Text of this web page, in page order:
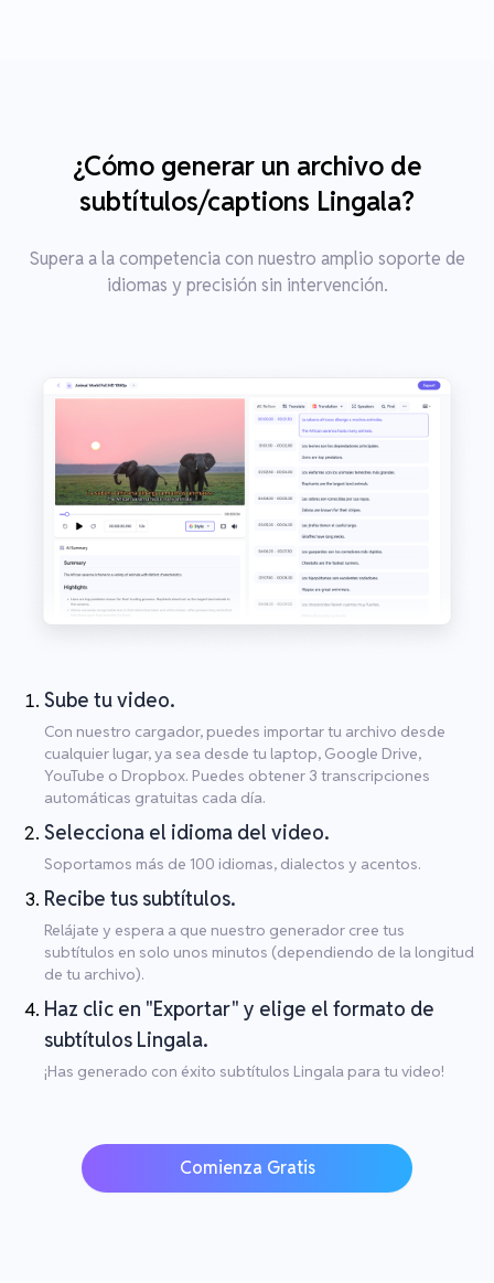
¿Cómo generar un archivo de
subtítulos/captions Lingala?
Supera a la competencia con nuestro amplio soporte de
idiomas y precisión sin intervención.
Sube tu video.
Con nuestro cargador, puedes importar tu archivo desde
cualquier lugar, ya sea desde tu laptop, Google Drive,
YouTube o Dropbox. Puedes obtener 3 transcripciones
automáticas gratuitas cada día.
Selecciona el idioma del video.
Soportamos más de 100 idiomas, dialectos y acentos.
Recibe tus subtítulos.
Relájate y espera a que nuestro generador cree tus
subtítulos en solo unos minutos (dependiendo de la longitud
de tu archivo).
Haz clic en "Exportar" y elige el formato de
subtítulos Lingala.
¡Has generado con éxito subtítulos Lingala para tu video!
Comienza Gratis